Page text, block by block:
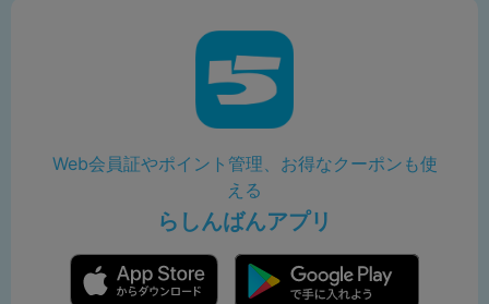
Web会員証やポイント管理、お得なクーポンも使
える
らしんばんアプリ